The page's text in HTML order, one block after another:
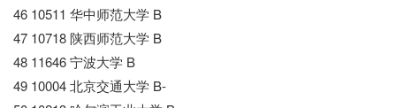
46 10511 华中师范大学 B
47 10718 陕西师范大学 B
48 11646 宁波大学 B
49 10004 北京交通大学 B-